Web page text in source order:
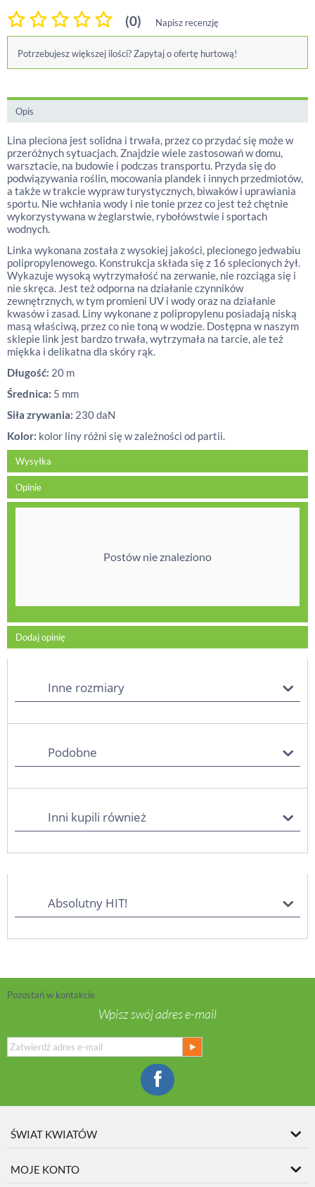
(0) Napisz recenzję
Potrzebujesz większej ilości? Zapytaj o ofertę hurtową!
Opis
Lina pleciona jest solidna i trwała, przez co przydać się może w
przeróżnych sytuacjach. Znajdzie wiele zastosowań w domu,
warsztacie, na budowie i podczas transportu. Przyda się do
podwiązywania roślin, mocowania plandek i innych przedmiotów,
a także w trakcie wypraw turystycznych, biwaków i uprawiania
sportu. Nie wchłania wody i nie tonie przez co jest też chętnie
wykorzystywana w żeglarstwie, rybołówstwie i sportach
wodnych.
Linka wykonana została z wysokiej jakości, plecionego jedwabiu
polipropylenowego. Konstrukcja składa się z 16 splecionych żył.
Wykazuje wysoką wytrzymałość na zerwanie, nie rozciąga się i
nie skręca. Jest też odporna na działanie czynników
zewnętrznych, w tym promieni UV i wody oraz na działanie
kwasów i zasad. Liny wykonane z polipropylenu posiadają niską
masą właściwą, przez co nie toną w wodzie. Dostępna w naszym
sklepie link jest bardzo trwała, wytrzymała na tarcie, ale też
miękka i delikatna dla skóry rąk.
Długość: 20 m
Średnica: 5 mm
Siła zrywania: 230 daN
Kolor: kolor liny różni się w zależności od partii.
Wysyłka
Opinie
Postów nie znaleziono
Dodaj opinię
Inne rozmiary
Podobne
Inni kupili również
Absolutny HIT!
Pozostań w kontakcie
Wpisz swój adres e-mail
ŚWIAT KWIATÓW
MOJE KONTO